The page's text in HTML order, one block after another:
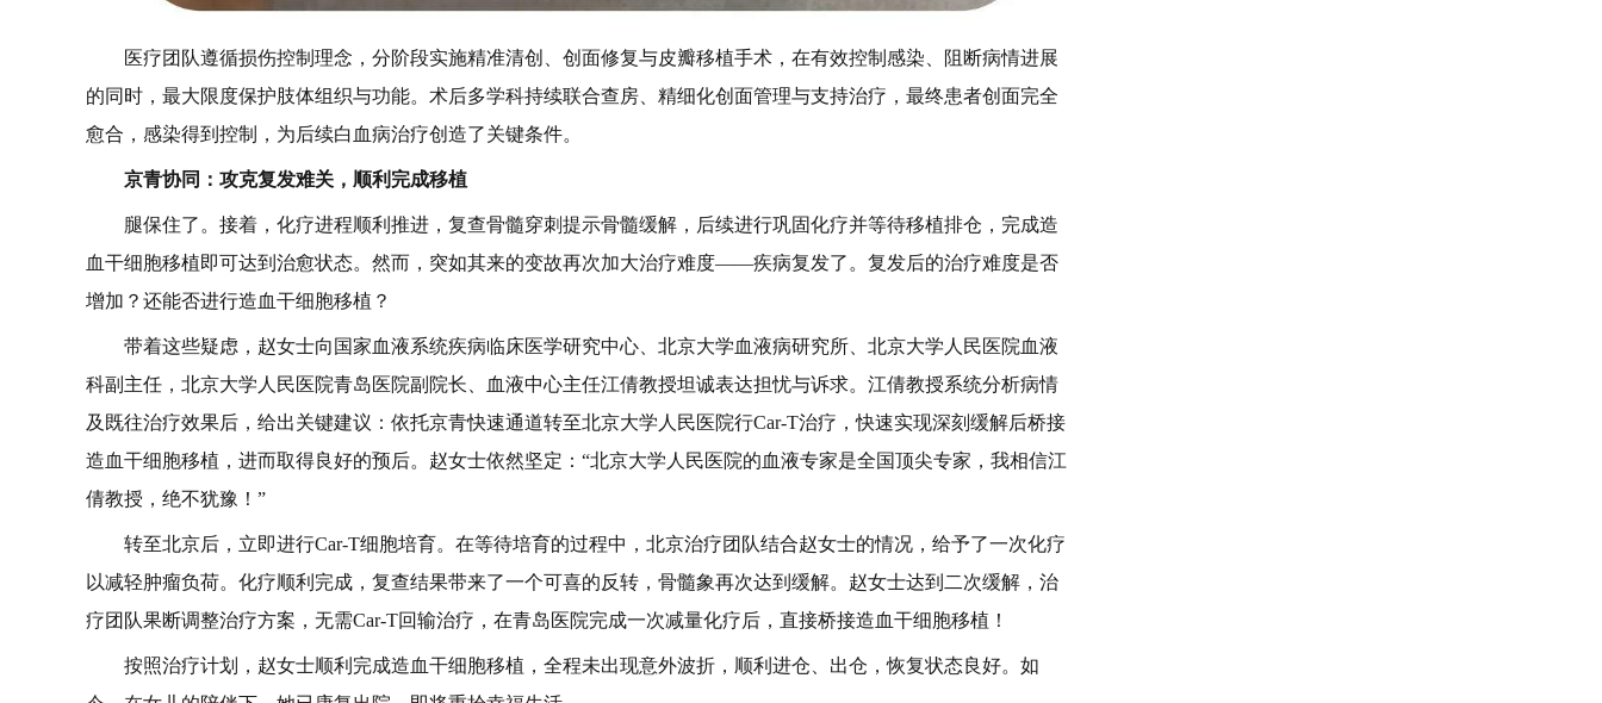
医疗团队遵循损伤控制理念，分阶段实施精准清创、创面修复与皮瓣移植手术，在有效控制感染、阻断病情进展
的同时，最大限度保护肢体组织与功能。术后多学科持续联合查房、精细化创面管理与支持治疗，最终患者创面完全
愈合，感染得到控制，为后续白血病治疗创造了关键条件。
京青协同：攻克复发难关，顺利完成移植
腿保住了。接着，化疗进程顺利推进，复查骨髓穿刺提示骨髓缓解，后续进行巩固化疗并等待移植排仓，完成造
血干细胞移植即可达到治愈状态。然而，突如其来的变故再次加大治疗难度——疾病复发了。复发后的治疗难度是否
增加？还能否进行造血干细胞移植？
带着这些疑虑，赵女士向国家血液系统疾病临床医学研究中心、北京大学血液病研究所、北京大学人民医院血液
科副主任，北京大学人民医院青岛医院副院长、血液中心主任江倩教授坦诚表达担忧与诉求。江倩教授系统分析病情
及既往治疗效果后，给出关键建议：依托京青快速通道转至北京大学人民医院行Car-T治疗，快速实现深刻缓解后桥接
造血干细胞移植，进而取得良好的预后。赵女士依然坚定：“北京大学人民医院的血液专家是全国顶尖专家，我相信江
倩教授，绝不犹豫！”
转至北京后，立即进行Car-T细胞培育。在等待培育的过程中，北京治疗团队结合赵女士的情况，给予了一次化疗
以减轻肿瘤负荷。化疗顺利完成，复查结果带来了一个可喜的反转，骨髓象再次达到缓解。赵女士达到二次缓解，治
疗团队果断调整治疗方案，无需Car-T回输治疗，在青岛医院完成一次减量化疗后，直接桥接造血干细胞移植！
按照治疗计划，赵女士顺利完成造血干细胞移植，全程未出现意外波折，顺利进仓、出仓，恢复状态良好。如